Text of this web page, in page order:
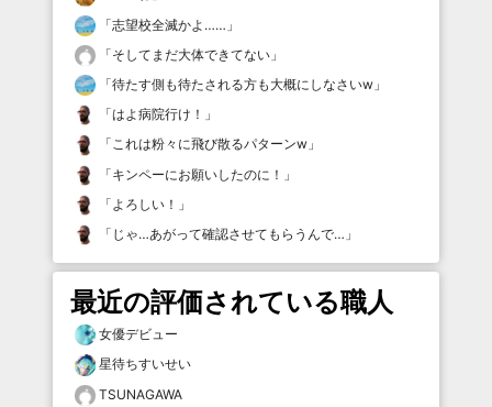
「志望校全滅かよ…… 」
「そしてまだ大体できてない 」
「待たす側も待たされる方も大概にしなさいw 」
「はよ病院行け！ 」
「これは粉々に飛び散るパターンw 」
「キンペーにお願いしたのに！ 」
「 よろしい！ 」
「 じゃ…あがって確認させてもらうんで… 」
最近の評価されている職人
女優デビュー
星待ちすいせい
TSUNAGAWA